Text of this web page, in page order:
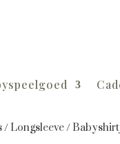
/ Longsleeve/